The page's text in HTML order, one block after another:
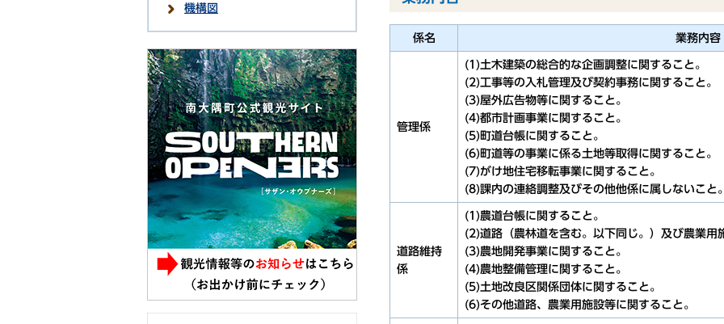
機構図
係名 業務内容
管理係
(1)土木建築の総合的な企画調整に関すること。
(2)工事等の入札管理及び契約事務に関すること。
(3)屋外広告物等に関すること。
(4)都市計画事業に関すること。
(5)町道台帳に関すること。
(6)町道等の事業に係る土地等取得に関すること。
(7)がけ地住宅移転事業に関すること。
(8)課内の連絡調整及びその他他係に属しないこと
道路維持
係
(1)農道台帳に関すること。
(2)道路（農林道を含む。以下同じ。）及び農業用
(3)農地開発事業に関すること。
(4)農地整備管理に関すること。
(5)土地改良区関係団体に関すること。
(6)その他道路、農業用施設等に関すること。